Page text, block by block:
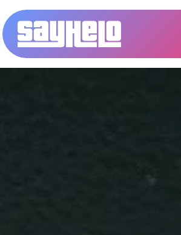
Kihagyás és továbblépés a tartalomhoz